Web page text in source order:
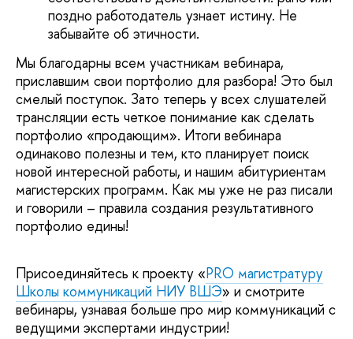
поздно работодатель узнает истину. Не
забывайте об этичности.
Мы благодарны всем участникам вебинара,
приславшим свои портфолио для разбора! Это был
смелый поступок. Зато теперь у всех слушателей
трансляции есть четкое понимание как сделать
портфолио «продающим». Итоги вебинара
одинаково полезны и тем, кто планирует поиск
новой интересной работы, и нашим абитуриентам
магистерских программ. Как мы уже не раз писали
и говорили – правила создания результативного
портфолио едины!
Присоединяйтесь к проекту «PRO магистратуру
Школы коммуникаций НИУ ВШЭ» и смотрите
вебинары, узнавая больше про мир коммуникаций с
ведущими экспертами индустрии!